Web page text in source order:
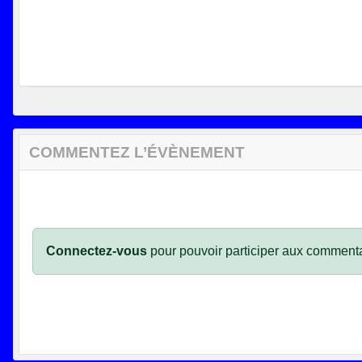
COMMENTEZ L’ÉVÈNEMENT
Connectez-vous pour pouvoir participer aux